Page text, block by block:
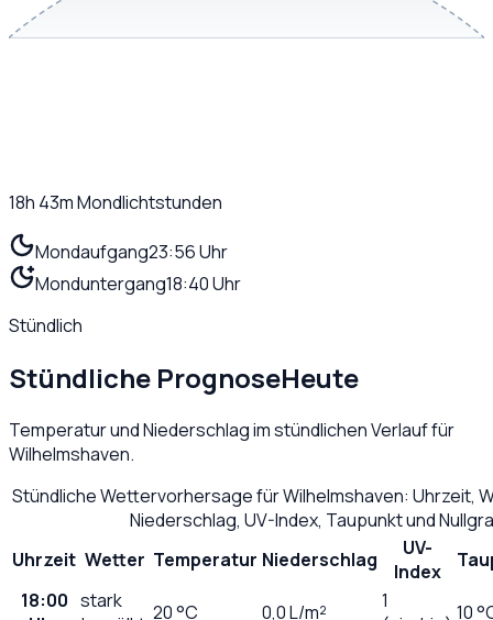
18h 43mMondlichtstunden
Mondaufgang23:56 Uhr
Monduntergang18:40 Uhr
Stündlich
Stündliche PrognoseHeute
Temperatur und Niederschlag im stündlichen Verlauf für
Wilhelmshaven.
Stündliche Wettervorhersage fürWilhelmshaven: Uhrzeit,
Niederschlag, UV-Index, Taupunkt und
Uhrzeit Wetter Temperatur Niederschlag
UV-
Index
18:00 stark
20°C 0,0L/m²
1
10